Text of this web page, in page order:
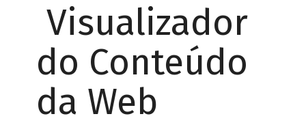
Visualizador
do Conteúdo
da Web